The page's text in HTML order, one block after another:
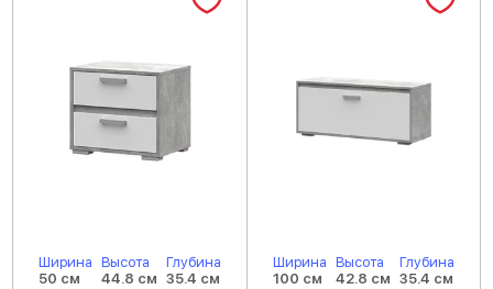
Ширина
50 см
Высота
44.8 см
Глубина
35.4 см
Ширина
100 см
Высота
42.8 см
Глубина
35.4 см